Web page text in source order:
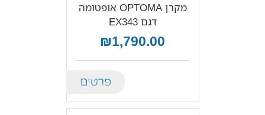
מקרן OPTOMA אופטומה
דגם EX343
₪1,790.00